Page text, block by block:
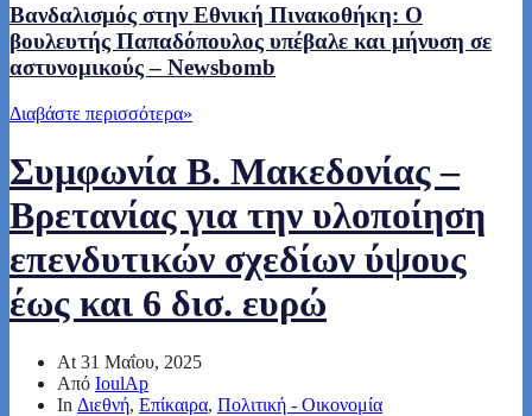
Βανδαλισμός στην Εθνική Πινακοθήκη: Ο
βουλευτής Παπαδόπουλος υπέβαλε και μήνυση σε
αστυνομικούς – Newsbomb
Διαβάστε περισσότερα»
Συμφωνία Β. Μακεδονίας –
Βρετανίας για την υλοποίηση
επενδυτικών σχεδίων ύψους
έως και 6 δισ. ευρώ
At 31 Μαΐου, 2025
Από IoulAp
In Διεθνή, Επίκαιρα, Πολιτική - Οικονομία